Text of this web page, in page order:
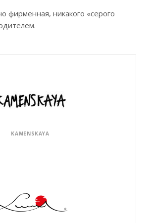
фирменная, никакого «серого
KAMENSKAYA